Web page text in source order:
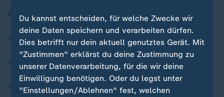
Aktuell bei ZDFheute
Zuletzt veröffentlicht
Aktuelle Sendungs-Videos
ZDFheute Stories
Du kannst entscheiden, für welche Zwecke wir
deine Daten speichern und verarbeiten dürfen.
Dies betrifft nur dein aktuell genutztes Gerät. Mit
"Zustimmen" erklärst du deine Zustimmung zu
unserer Datenverarbeitung, für die wir deine
Einwilligung benötigen. Oder du legst unter
"Einstellungen/Ablehnen" fest, welchen